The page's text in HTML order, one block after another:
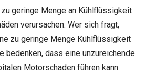
geringe Menge an Kühlflüssigkeit
verursachen. Wer sich fragt,
zu geringe Menge Kühlflüssigkeit
bedenken, dass eine unzureichende
Motorschaden führen kann.